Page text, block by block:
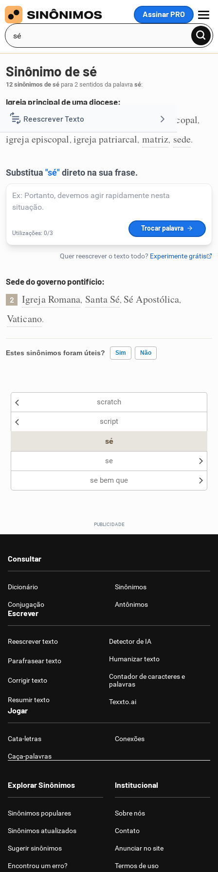
Assinar PRO
MENU
Reescrever Texto
Resumir Texto
Corrigir Texto
Detector de IA
Humanizador de IA
Cata-letras
Conexões
Caça-palavras
Dicionário
Sinônimo de sé
12 sinônimos de sé para 2 sentidos da palavra sé:
Igreja principal de uma diocese:
1 igreja,catedral, igreja arquiepiscopal,
igreja episcopal, igreja patriarcal, matriz, sede.
Sede do governo pontifício:
2 Igreja Romana, Santa Sé, Sé Apostólica,
Vaticano.
Estes sinônimos foram úteis? Sim Não
Nenhum dos sinônimos apresentados me ajudou
scratch
script
sé
se
se bem que
Consultar
Dicionário Sinônimos
Conjugação Antônimos
Escrever
Reescrever texto
Parafrasear texto
Corrigir texto
Resumir texto
Detector de IA
Humanizar texto
Contador de caracteres e
palavras
Texxto.ai
Jogar
Cata-letras Conexões
Caça-palavras
Explorar Sinônimos
Sinônimos populares
Sinônimos atualizados
Sugerir sinônimos
Encontrou um erro?
Institucional
Sobre nós
Contato
Anunciar no site
Termos de uso